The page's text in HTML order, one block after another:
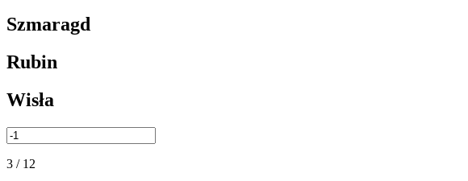
Szmaragd
Rubin
Wisła
3 / 12